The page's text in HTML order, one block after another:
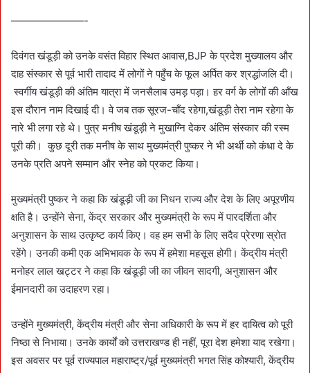
———————-
दिवंगत खंडूड़ी को उनके वसंत विहार स्थित आवास,BJP के प्रदेश मुख्यालय और
दाह संस्कार से पूर्व भारी तादाद में लोगों ने पहुँच के फूल अर्पित कर श्रद्धांजलि दी।
स्वर्गीय खंडूड़ी की अंतिम यात्रा में जनसैलाब उमड़ पड़ा। हर वर्ग के लोगों की आँख
इस दौरान नाम दिखाई दी। वे जब तक सूरज-चाँद रहेगा,खंडूड़ी तेरा नाम रहेगा के
नारे भी लगा रहे थे। पुत्र मनीष खंडूड़ी ने मुखाग्नि देकर अंतिम संस्कार की रस्म
पूरी की। कुछ दूरी तक मनीष के साथ मुख्यमंत्री पुष्कर ने भी अर्थी को कंधा दे के
उनके प्रति अपने सम्मान और स्नेह को प्रकट किया।
मुख्यमंत्री पुष्कर ने कहा कि खंडूड़ी जी का निधन राज्य और देश के लिए अपूरणीय
क्षति है। उन्होंने सेना, केंद्र सरकार और मुख्यमंत्री के रूप में पारदर्शिता और
अनुशासन के साथ उत्कृष्ट कार्य किए। वह हम सभी के लिए सदैव प्रेरणा स्रोत
रहेंगे। उनकी कमी एक अभिभावक के रूप में हमेशा महसूस होगी। केंद्रीय मंत्री
मनोहर लाल खट्टर ने कहा कि खंडूड़ी जी का जीवन सादगी, अनुशासन और
ईमानदारी का उदाहरण रहा।
उन्होंने मुख्यमंत्री, केंद्रीय मंत्री और सेना अधिकारी के रूप में हर दायित्व को पूरी
निष्ठा से निभाया। उनके कार्यों को उत्तराखण्ड ही नहीं, पूरा देश हमेशा याद रखेगा।
इस अवसर पर पूर्व राज्यपाल महाराष्ट्र/पूर्व मुख्यमंत्री भगत सिंह कोश्यारी, केंद्रीय